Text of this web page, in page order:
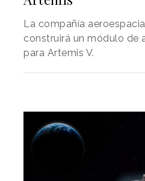
La compañía
construirá un módulo de
para Artemis V.